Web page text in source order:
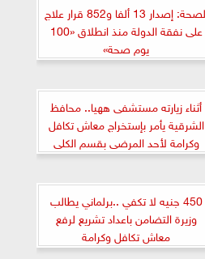
الصحة: إصدار 13 ألفا و852 قرار علاج
على نفقة الدولة منذ انطلاق «100
يوم صحة»
أثناء زيارته مستشفى ههيا.. محافظ
الشرقية يأمر بإستخراج معاش تكافل
وكرامة لأحد المرضى بقسم الكلى
الصناعي
450 جنيه لا تكفي ..برلماني يطالب
وزيرة التضامن باعداد تشريع لرفع
معاش تكافل وكرامة